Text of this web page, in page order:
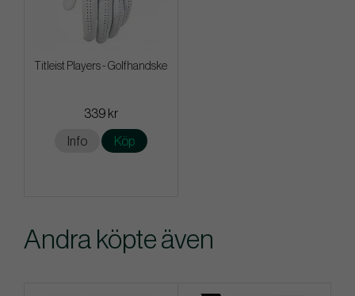
Titleist Players - Golfhandske
339 kr
Info Köp
Andra köpte även